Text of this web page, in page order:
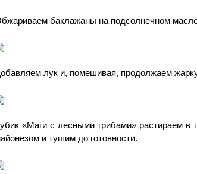
баклажаны на подсолнечном
лук и, помешивая, продолжаем
«Маги с лесными грибами» растираем
и тушим до готовности.